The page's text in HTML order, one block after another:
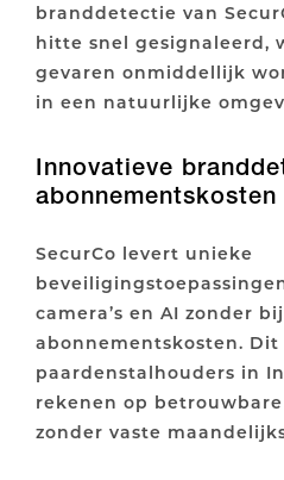
branddetectie van
hitte snel gesignaleerd,
gevaren onmiddellijk
in een natuurlijke
Innovatieve
abonnementskosten
SecurCo levert unieke
camera’s en AI zonder
abonnementskosten.
paardenstalhouders in
rekenen op
zonder vaste